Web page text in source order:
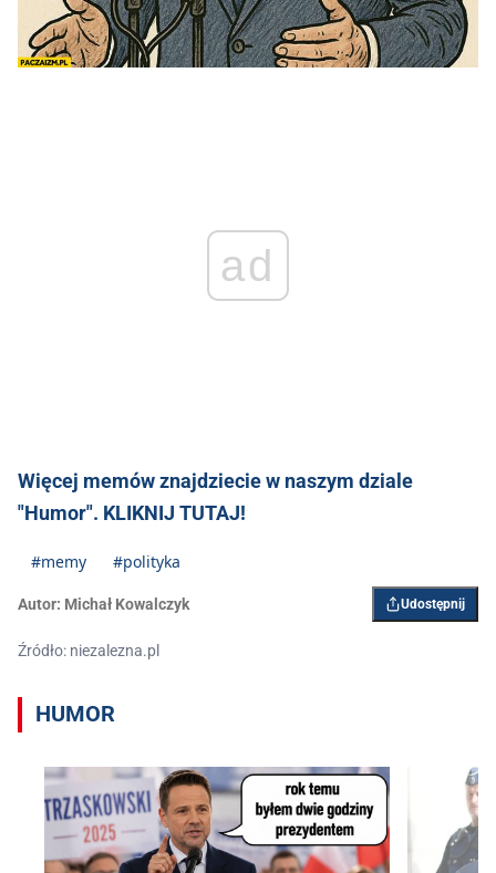
ad
Więcej memów znajdziecie w naszym dziale
"Humor". KLIKNIJ TUTAJ!
#memy #polityka
Autor: Michał Kowalczyk Udostępnij
Źródło: niezalezna.pl
HUMOR